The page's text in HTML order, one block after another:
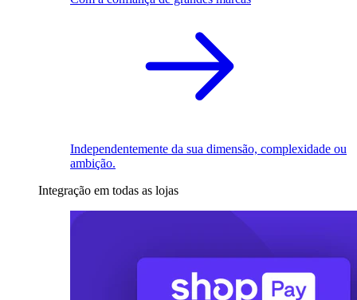
Independentemente da sua dimensão, complexidade ou
ambição.
Integração em todas as lojas